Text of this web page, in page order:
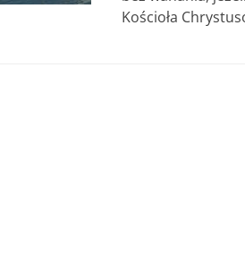
Kościoła